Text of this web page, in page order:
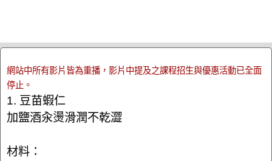
網站中所有影片皆為重播，影片中提及之課程招生與優惠活動已全面
停止。
1. 豆苗蝦仁
加鹽酒汆燙滑潤不乾澀
材料：